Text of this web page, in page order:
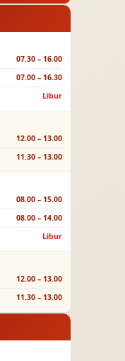
07.30 – 16.00
07.00 – 16.30
Libur
12.00 – 13.00
11.30 – 13.00
08.00 – 15.00
08.00 – 14.00
Libur
12.00 – 13.00
11.30 – 13.00